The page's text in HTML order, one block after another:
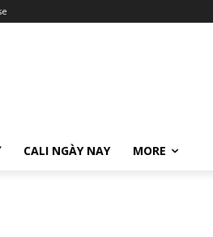
CALI NGÀY NAY MORE